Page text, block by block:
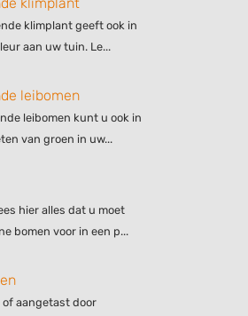
klimplant geeft ook in
aan uw tuin. Le...
leibomen
leibomen kunt u ook in
van groen in uw...
hier alles dat u moet
bomen voor in een p...
of aangetast door